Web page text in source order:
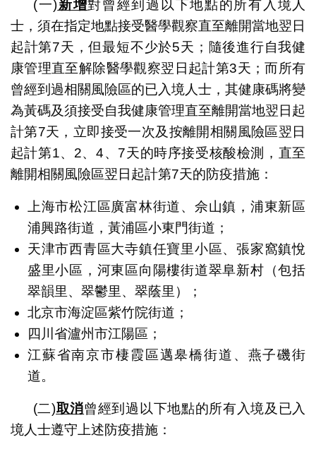
(一)新增對曾經到過以下地點的所有入境人
士，須在指定地點接受醫學觀察直至離開當地翌日
起計第7天，但最短不少於5天；隨後進行自我健
康管理直至解除醫學觀察翌日起計第3天；而所有
曾經到過相關風險區的已入境人士，其健康碼將變
為黃碼及須接受自我健康管理直至離開當地翌日起
計第7天，立即接受一次及按離開相關風險區翌日
起計第1、2、4、7天的時序接受核酸檢測，直至
離開相關風險區翌日起計第7天的防疫措施：
上海市松江區廣富林街道、佘山鎮，浦東新區
浦興路街道，黃浦區小東門街道；
天津市西青區大寺鎮任寶里小區、張家窩鎮悅
盛里小區，河東區向陽樓街道翠阜新村（包括
翠韻里、翠鬱里、翠蔭里）；
北京市海淀區紫竹院街道；
四川省瀘州市江陽區；
江蘇省南京市棲霞區邁皋橋街道、燕子磯街
道。
(二)取消曾經到過以下地點的所有入境及已入
境人士遵守上述防疫措施：